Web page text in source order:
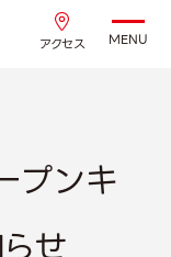
アクセス MENU
プンキ